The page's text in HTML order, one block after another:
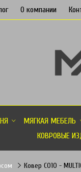
О компании
МЯГКАЯ МЕБЕЛЬ
КОВРОВЫЕ
Ковер C010 -